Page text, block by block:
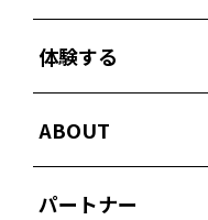
体験する
ABOUT
パートナー